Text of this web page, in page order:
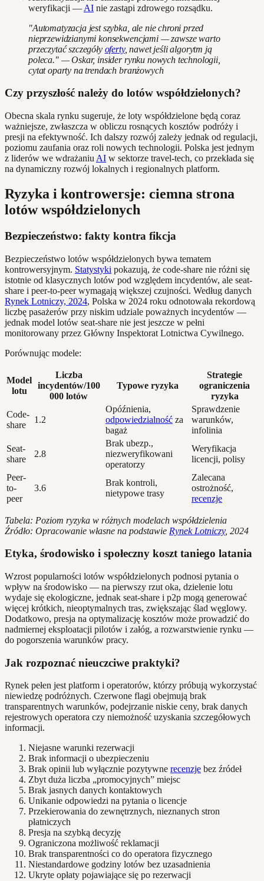
weryfikacji — AI nie zastąpi zdrowego rozsądku.
"Automatyzacja jest szybka, ale nie chroni przed
nieprzewidzianymi konsekwencjami — zawsze warto
przeczytać szczegóły oferty, nawet jeśli algorytm ją
poleca." — Oskar, insider rynku nowych technologii,
cytat oparty na trendach branżowych
Czy przyszłość należy do lotów współdzielonych?
Obecna skala rynku sugeruje, że loty współdzielone będą coraz
ważniejsze, zwłaszcza w obliczu rosnących kosztów podróży i
presji na efektywność. Ich dalszy rozwój zależy jednak od regulacji,
poziomu zaufania oraz roli nowych technologii. Polska jest jednym
z liderów we wdrażaniu AI w sektorze travel-tech, co przekłada się
na dynamiczny rozwój lokalnych i regionalnych platform.
Ryzyka i kontrowersje: ciemna strona
lotów współdzielonych
Bezpieczeństwo: fakty kontra fikcja
Bezpieczeństwo lotów współdzielonych bywa tematem
kontrowersyjnym. Statystyki pokazują, że code-share nie różni się
istotnie od klasycznych lotów pod względem incydentów, ale seat-
share i peer-to-peer wymagają większej czujności. Według danych
Rynek Lotniczy, 2024, Polska w 2024 roku odnotowała rekordową
liczbę pasażerów przy niskim udziale poważnych incydentów —
jednak model lotów seat-share nie jest jeszcze w pełni
monitorowany przez Główny Inspektorat Lotnictwa Cywilnego.
Porównując modele:
Model
lotu
Liczba
incydentów/100
000 lotów
Typowe ryzyka
Strategie
ograniczenia
ryzyka
Code-
share
1.2
Opóźnienia,
odpowiedzialność za
bagaż
Sprawdzenie
warunków,
infolinia
Seat-
share
2.8
Brak ubezp.,
niezweryfikowani
operatorzy
Weryfikacja
licencji, polisy
Peer-
to-
peer
3.6
Brak kontroli,
nietypowe trasy
Zalecana
ostrożność,
recenzje
Tabela: Poziom ryzyka w różnych modelach współdzielenia
Źródło: Opracowanie własne na podstawie Rynek Lotniczy, 2024
Etyka, środowisko i społeczny koszt taniego latania
Wzrost popularności lotów współdzielonych podnosi pytania o
wpływ na środowisko — na pierwszy rzut oka, dzielenie lotu
wydaje się ekologiczne, jednak seat-share i p2p mogą generować
więcej krótkich, nieoptymalnych tras, zwiększając ślad węglowy.
Dodatkowo, presja na optymalizację kosztów może prowadzić do
nadmiernej eksploatacji pilotów i załóg, a rozwarstwienie rynku —
do pogorszenia warunków pracy.
Jak rozpoznać nieuczciwe praktyki?
Rynek pełen jest platform i operatorów, którzy próbują wykorzystać
niewiedzę podróżnych. Czerwone flagi obejmują brak
transparentnych warunków, podejrzanie niskie ceny, brak danych
rejestrowych operatora czy niemożność uzyskania szczegółowych
informacji.
Niejasne warunki rezerwacji
Brak informacji o ubezpieczeniu
Brak opinii lub wyłącznie pozytywne recenzje bez źródeł
Zbyt duża liczba „promocyjnych” miejsc
Brak jasnych danych kontaktowych
Unikanie odpowiedzi na pytania o licencje
Przekierowania do zewnętrznych, nieznanych stron
płatniczych
Presja na szybką decyzję
Ograniczona możliwość reklamacji
Brak transparentności co do operatora fizycznego
Niestandardowe godziny lotów bez uzasadnienia
Ukryte opłaty pojawiające się po rezerwacji